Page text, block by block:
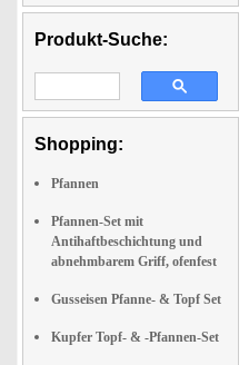
Produkt-Suche:
Shopping:
Pfannen
Pfannen-Set mit
Antihaftbeschichtung und
abnehmbarem Griff, ofenfest
Gusseisen Pfanne- & Topf Set
Kupfer Topf- & -Pfannen-Set